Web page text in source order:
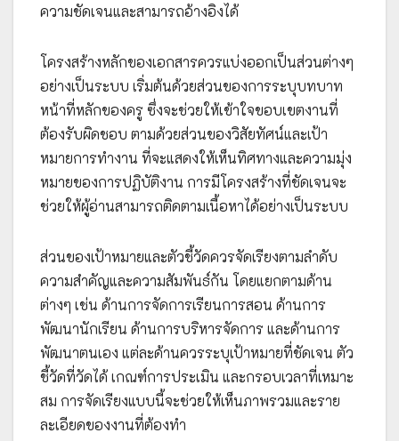
ความชัดเจนและสามารถอ้างอิงได้
โครงสร้างหลักของเอกสารควรแบ่งออกเป็นส่วนต่างๆ
อย่างเป็นระบบ เริ่มต้นด้วยส่วนของการระบุบทบาท
หน้าที่หลักของครู ซึ่งจะช่วยให้เข้าใจขอบเขตงานที่
ต้องรับผิดชอบ ตามด้วยส่วนของวิสัยทัศน์และเป้า
หมายการทำงาน ที่จะแสดงให้เห็นทิศทางและความมุ่ง
หมายของการปฏิบัติงาน การมีโครงสร้างที่ชัดเจนจะ
ช่วยให้ผู้อ่านสามารถติดตามเนื้อหาได้อย่างเป็นระบบ
ส่วนของเป้าหมายและตัวชี้วัดควรจัดเรียงตามลำดับ
ความสำคัญและความสัมพันธ์กัน โดยแยกตามด้าน
ต่างๆ เช่น ด้านการจัดการเรียนการสอน ด้านการ
พัฒนานักเรียน ด้านการบริหารจัดการ และด้านการ
พัฒนาตนเอง แต่ละด้านควรระบุเป้าหมายที่ชัดเจน ตัว
ชี้วัดที่วัดได้ เกณฑ์การประเมิน และกรอบเวลาที่เหมาะ
สม การจัดเรียงแบบนี้จะช่วยให้เห็นภาพรวมและราย
ละเอียดของงานที่ต้องทำ